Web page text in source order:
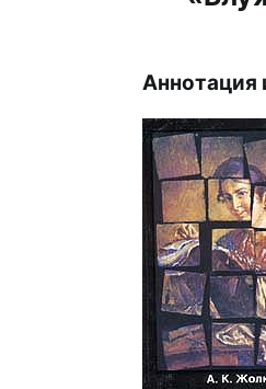
Аннотация